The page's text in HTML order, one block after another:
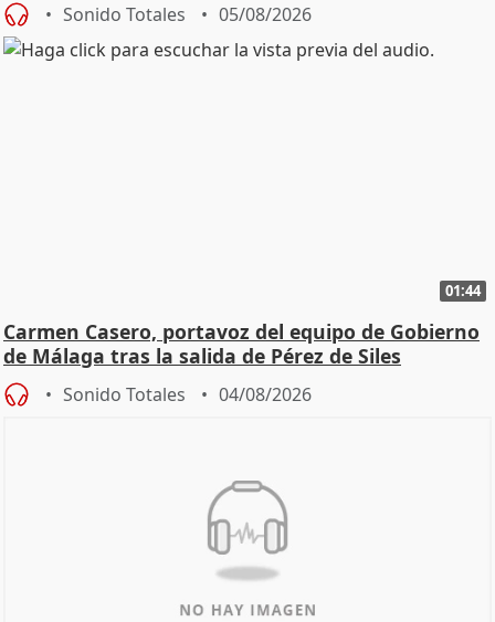
Sonido Totales 05/08/2026
01:44
Carmen Casero, portavoz del equipo de Gobierno
de Málaga tras la salida de Pérez de Siles
Sonido Totales 04/08/2026